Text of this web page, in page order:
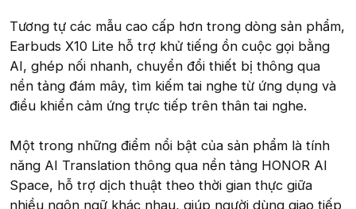
Tương tự các mẫu cao cấp hơn trong dòng sản phẩm,
Earbuds X10 Lite hỗ trợ khử tiếng ồn cuộc gọi bằng
AI, ghép nối nhanh, chuyển đổi thiết bị thông qua
nền tảng đám mây, tìm kiếm tai nghe từ ứng dụng và
điều khiển cảm ứng trực tiếp trên thân tai nghe.
Một trong những điểm nổi bật của sản phẩm là tính
năng AI Translation thông qua nền tảng HONOR AI
Space, hỗ trợ dịch thuật theo thời gian thực giữa
nhiều ngôn ngữ khác nhau, giúp người dùng giao tiếp